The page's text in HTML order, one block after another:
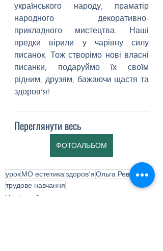
українського народу, праматір
народного декоративно-
прикладного мистецтва. Наші
предки вірили у чарівну силу
писанок. Тож створімо нові власні
писанки, подаруймо їх своїм
рідним, друзям, бажаючи щастя та
здоров’я!
Переглянути весь
ФОТОАЛЬБОМ
урокМО естетика|здоров'яОльга Ревті
трудове навчання
Наші події